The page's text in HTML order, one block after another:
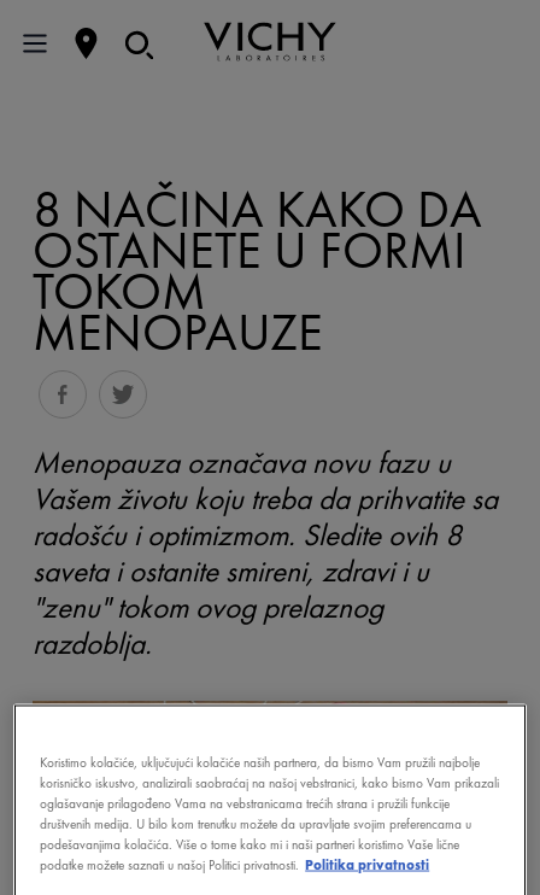
8 NAČINA KAKO DA
OSTANETE U FORMI
TOKOM
MENOPAUZE
Menopauza označava novu fazu u
Vašem životu koju treba da prihvatite sa
radošću i optimizmom. Sledite ovih 8
saveta i ostanite smireni, zdravi i u
"zenu" tokom ovog prelaznog
razdoblja.
Koristimo kolačiće, uključujući kolačiće naših partnera, da bismo Vam pružili najbolje
korisničko iskustvo, analizirali saobraćaj na našoj vebstranici, kako bismo Vam prikazali
oglašavanje prilagođeno Vama na vebstranicama trećih strana i pružili funkcije
društvenih medija. U bilo kom trenutku možete da upravljate svojim preferencama u
podešavanjima kolačića. Više o tome kako mi i naši partneri koristimo Vaše lične
podatke možete saznati u našoj Politici privatnosti. Politika privatnosti